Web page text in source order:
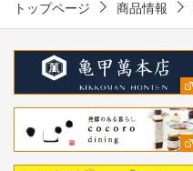
トップページ 商品情報